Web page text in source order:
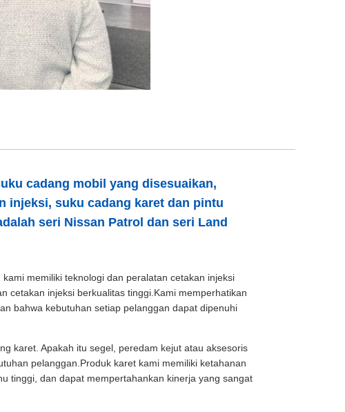
cadang mobil yang disesuaikan,
injeksi, suku cadang karet dan pintu
seri Nissan Patrol dan seri Land
memiliki teknologi dan peralatan cetakan injeksi
cetakan injeksi berkualitas tinggi.Kami memperhatikan
bahwa kebutuhan setiap pelanggan dapat dipenuhi
karet. Apakah itu segel, peredam kejut atau aksesoris
pelanggan.Produk karet kami memiliki ketahanan
tinggi, dan dapat mempertahankan kinerja yang sangat